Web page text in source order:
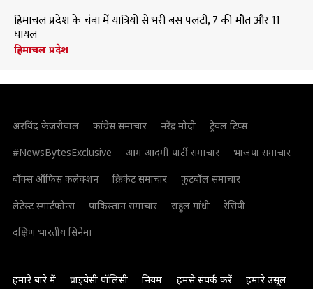
हिमाचल प्रदेश के चंबा में यात्रियों से भरी बस पलटी, 7 की मौत और 11
घायल
हिमाचल प्रदेश
अरविंद केजरीवाल कांग्रेस समाचार नरेंद्र मोदी
ट्रैवल टिप्स
#NewsBytesExclusive
आम आदमी पार्टी समाचार
भाजपा समाचार
बॉक्स ऑफिस कलेक्शन
क्रिकेट समाचार
फुटबॉल समाचार
लेटेस्ट स्मार्टफोन्स
पाकिस्तान समाचार राहुल गांधी
रेसिपी
दक्षिण भारतीय सिनेमा
हमारे बारे में प्राइवेसी पॉलिसी नियम हमसे संपर्क करें हमारे उसूल